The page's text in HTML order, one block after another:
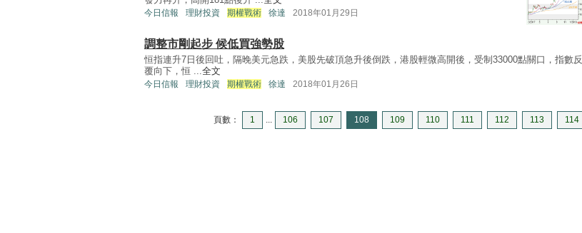
今日信報 理財投資 期權戰術 徐達 2018年01月29日
調整市剛起步 候低買強勢股
恒指連升7日後回吐，隔晚美元急跌，美股先破頂急升後倒跌，港股輕微高開後，受制33000點關口，指數反
覆向下，恒 ...全文
今日信報 理財投資 期權戰術 徐達 2018年01月26日
頁數： 1 ... 106 107 108 109 110 111 112 113 114